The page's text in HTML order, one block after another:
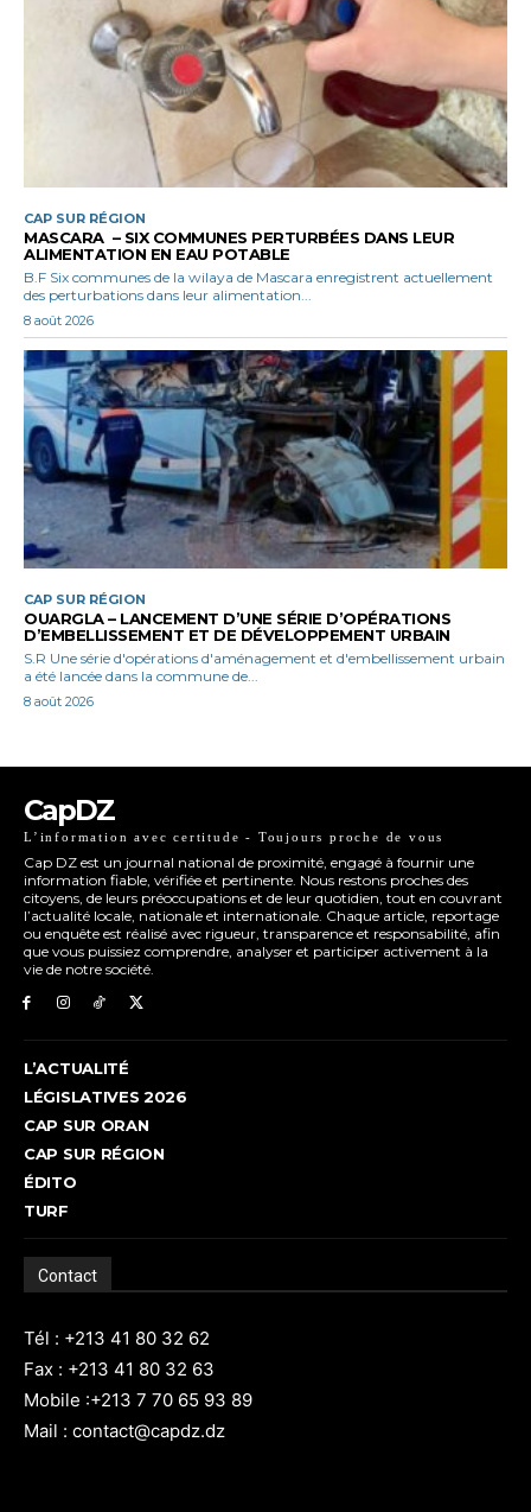
CAP SUR RÉGION
MASCARA – SIX COMMUNES PERTURBÉES DANS LEUR
ALIMENTATION EN EAU POTABLE
B.F Six communes de la wilaya de Mascara enregistrent actuellement
des perturbations dans leur alimentation...
8 août 2026
CAP SUR RÉGION
OUARGLA – LANCEMENT D’UNE SÉRIE D’OPÉRATIONS
D’EMBELLISSEMENT ET DE DÉVELOPPEMENT URBAIN
S.R Une série d'opérations d'aménagement et d'embellissement urbain
a été lancée dans la commune de...
8 août 2026
CapDZ
L’information avec certitude - Toujours proche de vous
Cap DZ est un journal national de proximité, engagé à fournir une
information fiable, vérifiée et pertinente. Nous restons proches des
citoyens, de leurs préoccupations et de leur quotidien, tout en couvrant
l’actualité locale, nationale et internationale. Chaque article, reportage
ou enquête est réalisé avec rigueur, transparence et responsabilité, afin
que vous puissiez comprendre, analyser et participer activement à la
vie de notre société.
L’ACTUALITÉ
LÉGISLATIVES 2026
CAP SUR ORAN
CAP SUR RÉGION
ÉDITO
TURF
Contact
Tél : +213 41 80 32 62
Fax : +213 41 80 32 63
Mobile :+213 7 70 65 93 89
Mail : contact@capdz.dz